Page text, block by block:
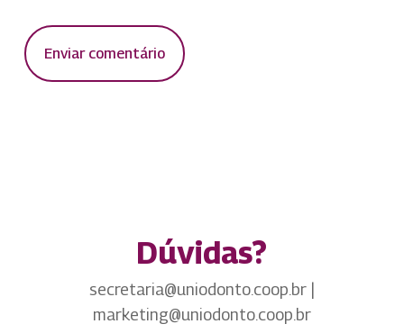
Dúvidas?
secretaria@uniodonto.coop.br |
marketing@uniodonto.coop.br